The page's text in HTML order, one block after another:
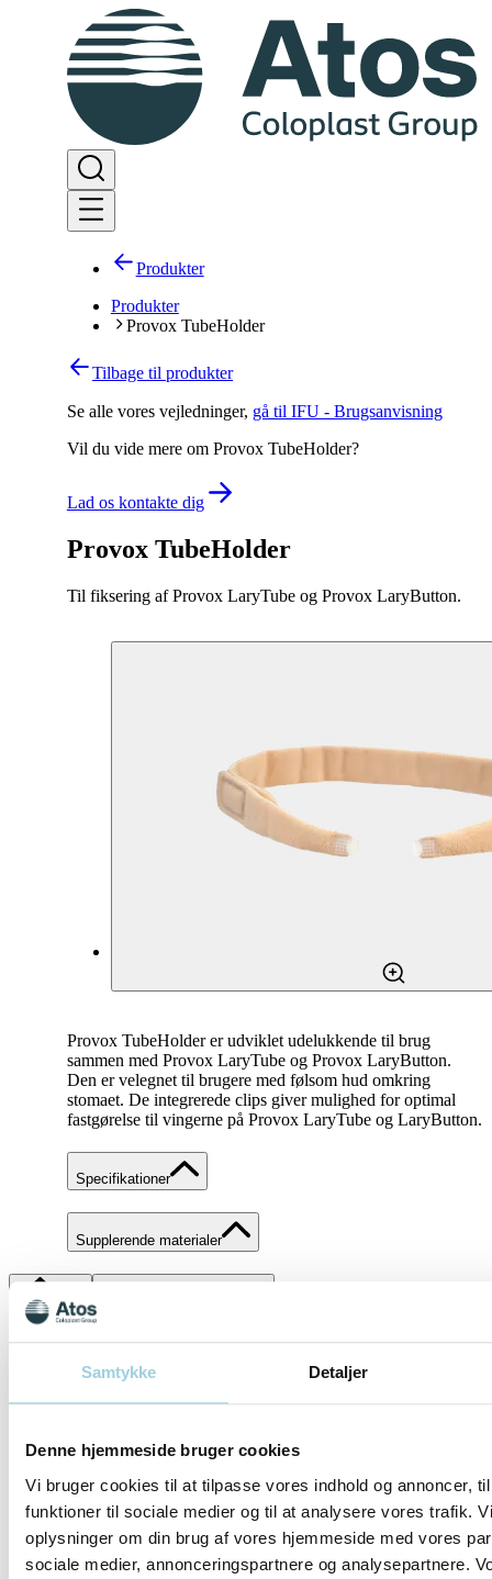
Samtykke Detaljer
Denne hjemmeside bruger cookies
Vi bruger cookies til at tilpasse vores indhold og annoncer,
funktioner til sociale medier og til at analysere vores trafik.
oplysninger om din brug af vores hjemmeside med vores
sociale medier, annonceringspartnere og analysepartnere.
Produkter
Produkter
Provox TubeHolder
Provox TubeHolder
Til fiksering af Provox LaryTube og Provox LaryButton.
Tilbage til produkter
Provox TubeHolder er udviklet udelukkende til brug
sammen med Provox LaryTube og Provox LaryButton.
Den er velegnet til brugere med følsom hud omkring
stomaet. De integrerede clips giver mulighed for optimal
fastgørelse til vingerne på Provox LaryTube og LaryButton.
Specifikationer
Supplerende materialer
Se alle vores vejledninger, gå til IFU - Brugsanvisning
Vil du vide mere om Provox TubeHolder?
Lad os kontakte dig
Del